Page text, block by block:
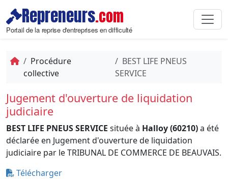
Repreneurs.com
Portail de la reprise d'entreprises en difficulté
Procédure
collective
BEST LIFE PNEUS
SERVICE
Jugement d'ouverture de liquidation
judiciaire
BEST LIFE PNEUS SERVICE située à Halloy (60210)a été
déclarée en Jugement d'ouverture de liquidation
judiciaire par le TRIBUNAL DE COMMERCE DE BEAUVAIS.
Télécharger